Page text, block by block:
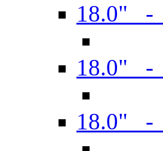
18.0" -
18.0" -
18.0" -